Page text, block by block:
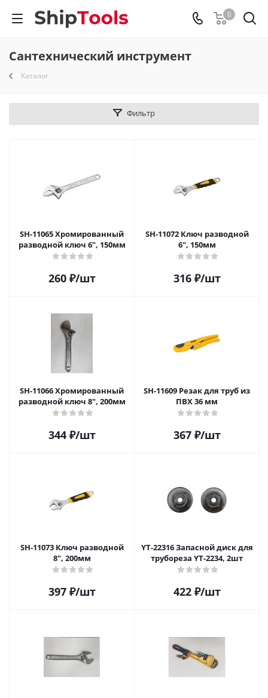
0
Сантехнический инструмент
Каталог
Фильтр
SH-11065 Хромированный
разводной ключ 6", 150мм
260₽/шт
SH-11072 Ключ разводной
6", 150мм
316₽/шт
SH-11066 Хромированный
разводной ключ 8", 200мм
344₽/шт
SH-11609 Резак для труб из
ПВХ 36 мм
367₽/шт
SH-11073 Ключ разводной
8", 200мм
397₽/шт
YT-22316 Запасной диск для
трубореза YT-2234, 2шт
422₽/шт